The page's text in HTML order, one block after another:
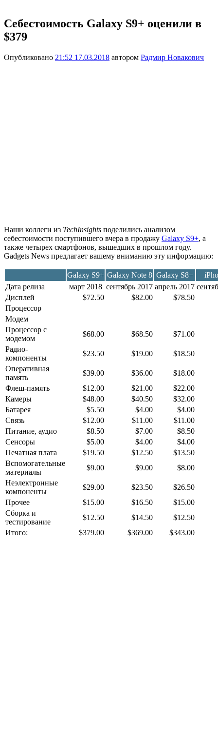
Себестоимость Galaxy S9+ оценили в
$379
Опубликовано 21:52 17.03.2018 автором Радмир Новакович
Наши коллеги из TechInsights поделились анализом
себестоимости поступившего вчера в продажу Galaxy S9+, а
также четырех смартфонов, вышедших в прошлом году.
Gadgets News предлагает вашему вниманию эту информацию:
Galaxy S9+ Galaxy Note 8 Galaxy S8+
Дата релиза
март 2018 сентябрь 2017 апрель 2017
Дисплей
$72.50 $82.00
$78.50
Процессор
Модем
Процессор с
модемом
$68.00 $68.50
$71.00
Радио-
компоненты
$23.50 $19.00
$18.50
Оперативная
память
$39.00 $36.00
$18.00
Флеш-память
$12.00 $21.00
$22.00
Камеры
$48.00 $40.50
$32.00
Батарея
$5.50 $4.00
$4.00
Связь
$12.00 $11.00
$11.00
Питание, аудио
$8.50 $7.00
$8.50
Сенсоры
$5.00 $4.00
$4.00
Печатная плата
$19.50 $12.50
$13.50
Вспомогательные
материалы
$9.00 $9.00
$8.00
Неэлектронные
компоненты
$29.00 $23.50
$26.50
Прочее
$15.00 $16.50
$15.00
Сборка и
тестирование
$12.50 $14.50
$12.50
Итого:
$379.00 $369.00 $343.00